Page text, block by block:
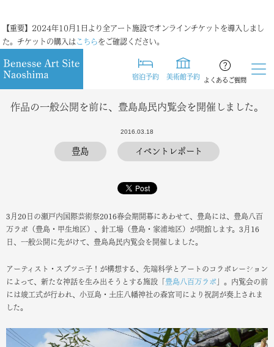
【重要】2024年10月1日より全アート施設でオンラインチケットを導入しまし
た。チケットの購入は こちらをご確認ください。
宿泊予約 美術館予約 よくあるご質問
作品の一般公開を前に、豊島島民内覧会を開催しました。
2016.03.18
豊島 イベントレポート
3月20日の瀬戸内国際芸術祭2016春会期開幕にあわせて、豊島には、豊島八百
万ラボ（豊島・甲生地区）、針工場（豊島・家浦地区）が開館します。3月16
日、一般公開に先がけて、豊島島民内覧会を開催しました。
アーティスト・スプツニ子！が構想する、先端科学とアートのコラボレーション
によって、新たな神話を生み出そうとする施設「 豊島八百万ラボ 」。内覧会の前
には竣工式が行われ、小豆島・土庄八幡神社の森宮司により祝詞が奏上されま
した。